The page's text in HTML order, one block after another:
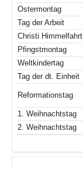
Ostermontag
Tag der Arbeit
Christi Himmelfahrt
Pfingstmontag
Weltkindertag
Tag der dt. Einheit
Reformationstag
1. Weihnachtstag
2. Weihnachtstag